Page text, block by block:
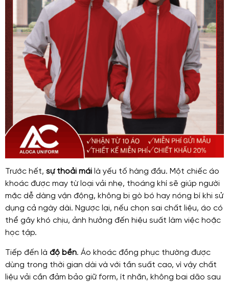
Trước hết, sự thoải mái là yếu tố hàng đầu. Một chiếc áo
khoác được may từ loại vải nhẹ, thoáng khí sẽ giúp người
mặc dễ dàng vận động, không bị gò bó hay nóng bí khi sử
dụng cả ngày dài. Ngược lại, nếu chọn sai chất liệu, áo có
thể gây khó chịu, ảnh hưởng đến hiệu suất làm việc hoặc
học tập.
Tiếp đến là độ bền. Áo khoác đồng phục thường được
dùng trong thời gian dài và với tần suất cao, vì vậy chất
liệu vải cần đảm bảo giữ form, ít nhăn, không bai dão sau